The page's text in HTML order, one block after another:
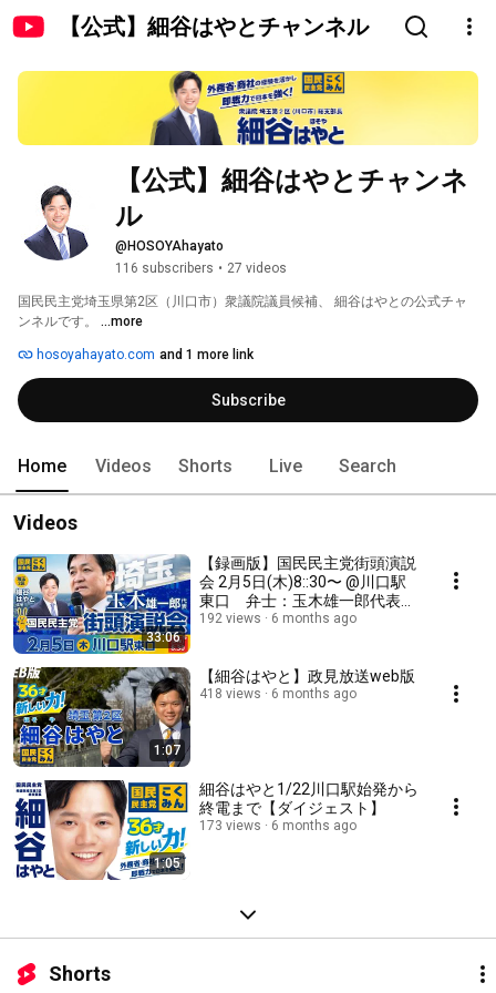
【公式】細谷はやとチャンネル
【公式】細谷はやとチャンネ
ル
@HOSOYAhayato
116 subscribers • 27 videos
国民民主党埼玉県第2区（川口市）衆議院議員候補、 細谷はやとの公式チャ
ンネルです。 ...more
hosoyahayato.com and 1 more link
Subscribe
Home Videos Shorts Live Search
Videos
33:06
【録画版】国民民主党街頭演説
会 2月5日(木)8::30〜 @川口駅
東口 弁士：玉木雄一郎代表、
細谷はやと候補
192 views 6 months ago
1:07
【細谷はやと】政見放送web版
418 views 6 months ago
1:05
細谷はやと1/22川口駅始発から
終電まで【ダイジェスト】
173 views 6 months ago
Shorts